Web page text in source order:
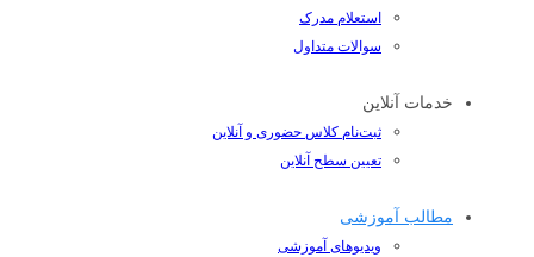
استعلام مدرک
سوالات متداول
خدمات آنلاین
ثبت‌نام کلاس حضوری و آنلاین
تعیین سطح آنلاین
مطالب آموزشی
ویدیوهای آموزشی